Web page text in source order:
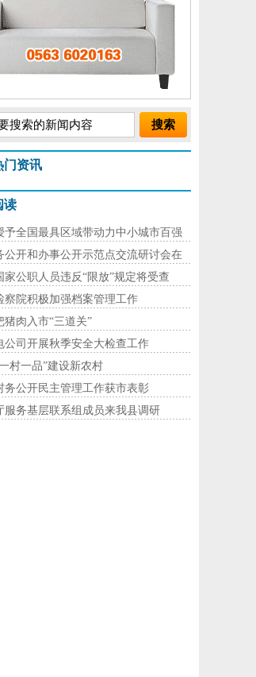
门资讯
读
予全国最具区域带动力中小城市百强
公开和办事公开示范点交流研讨会在
家公职人员违反“限放”规定将受查
察院积极加强档案管理工作
猪肉入市“三道关”
公司开展秋季安全大检查工作
村一品”建设新农村
务公开民主管理工作获市表彰
服务基层联系组成员来我县调研